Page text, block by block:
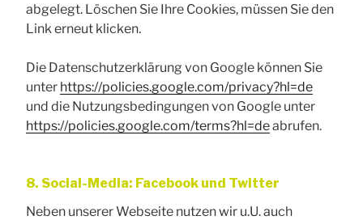
abgelegt. Löschen Sie Ihre Cookies, müssen Sie den
Link erneut klicken.
Die Datenschutzerklärung von Google können Sie
unter https://policies.google.com/privacy?hl=de
und die Nutzungsbedingungen von Google unter
https://policies.google.com/terms?hl=deabrufen.
8. Social-Media: Facebook und Twitter
Neben unserer Webseite nutzen wir u.U. auch